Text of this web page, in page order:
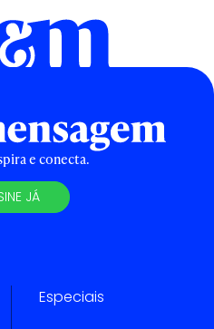
e conecta.
JÁ
Especiais